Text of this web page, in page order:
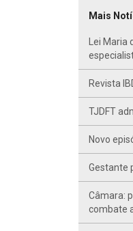
Mais
Lei Maria
Revista
TJDFT
Novo
Gestante
Câmara:
combate